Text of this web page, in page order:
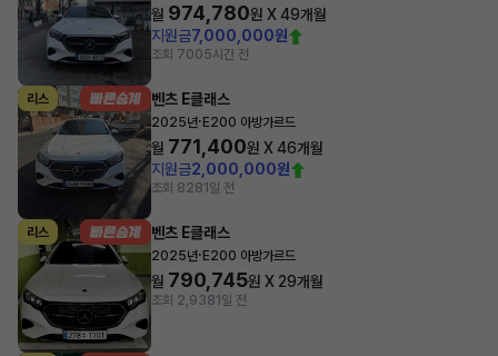
월 974,780원 X49개월
지원금7,000,000원
조회 7005시간 전
리스 벤츠 E클래스
2025년· E200 아방가르드
월 771,400원 X46개월
지원금2,000,000원
조회 8281일 전
리스 벤츠 E클래스
2025년· E200 아방가르드
월 790,745원 X 29개월
조회 2,9381일 전